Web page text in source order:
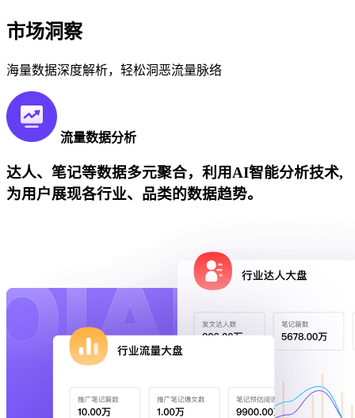
市场洞察
海量数据深度解析，轻松洞恶流量脉络
流量数据分析
达人、笔记等数据多元聚合，利用AI智能分析技术,
为用户展现各行业、品类的数据趋势。